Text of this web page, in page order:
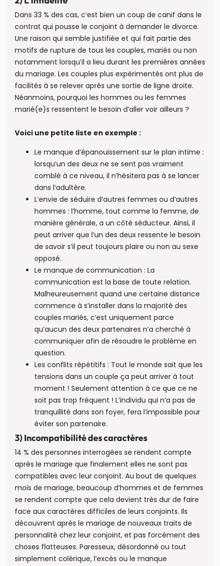
Dans 33 % des cas, c’est bien un coup de canif dans le
contrat qui pousse le conjoint à demander le divorce.
Une raison qui semble justifiée et qui fait partie des
motifs de rupture de tous les couples, mariés ou non
notamment lorsqu’il a lieu durant les premières années
du mariage. Les couples plus expérimentés ont plus de
facilités à se relever après une sortie de ligne droite.
Néanmoins, pourquoi les hommes ou les femmes
marié(e)s ressentent le besoin d’aller voir ailleurs ?
Voici une petite liste en exemple :
Le manque d’épanouissement sur le plan intime :
lorsqu’un des deux ne se sent pas vraiment
comblé à ce niveau, il n’hésitera pas à se lancer
dans l’adultère.
L’envie de séduire d’autres femmes ou d’autres
hommes : l’homme, tout comme la femme, de
manière générale, a un côté séducteur. Ainsi, il
peut arriver que l’un des deux ressente le besoin
de savoir s’il peut toujours plaire ou non au sexe
opposé.
Le manque de communication : La
communication est la base de toute relation.
Malheureusement quand une certaine distance
commence à s’installer dans la majorité des
couples mariés, c’est uniquement parce
qu’aucun des deux partenaires n’a cherché à
communiquer afin de résoudre le problème en
question.
Les conflits répétitifs : Tout le monde sait que les
tensions dans un couple ça peut arriver à tout
moment ! Seulement attention à ce que ce ne
soit pas trop fréquent ! L’individu qui n’a pas de
tranquillité dans son foyer, fera l’impossible pour
éviter son partenaire.
3) Incompatibilité des caractères
14 % des personnes interrogées se rendent compte
après le mariage que finalement elles ne sont pas
compatibles avec leur conjoint. Au bout de quelques
mois de mariage, beaucoup d’hommes et de femmes
se rendent compte que cela devient très dur de faire
face aux caractères difficiles de leurs conjoints. Ils
découvrent après le mariage de nouveaux traits de
personnalité chez leur conjoint, et pas forcément des
choses flatteuses. Paresseux, désordonné ou tout
simplement colérique, l’excès ou le manque